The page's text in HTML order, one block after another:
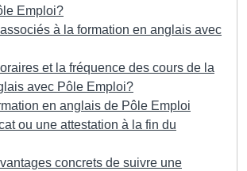
Emploi?
à la formation en anglais avec
et la fréquence des cours de la
avec Pôle Emploi?
en anglais de Pôle Emploi
ou une attestation à la fin du
concrets de suivre une